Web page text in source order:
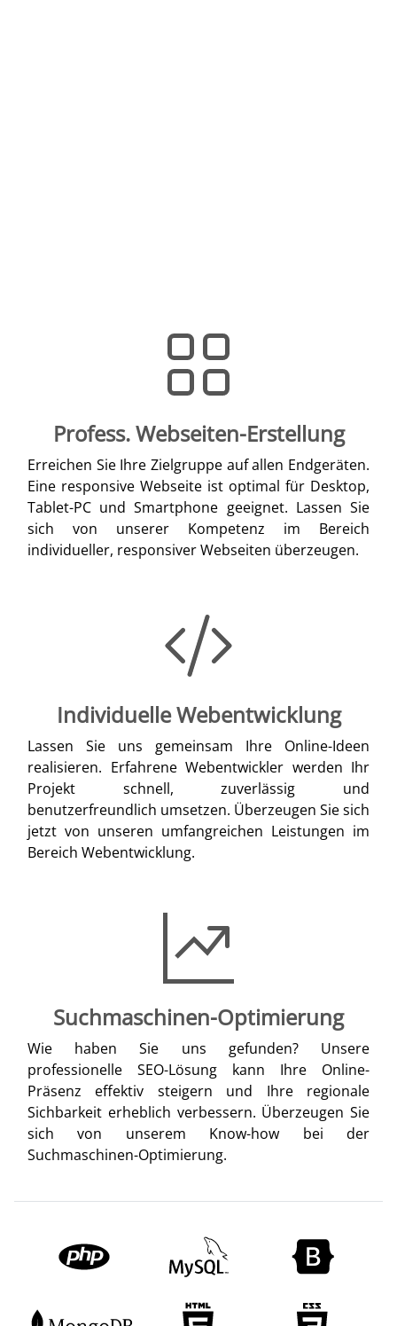
Profess. Webseiten-Erstellung
Erreichen Sie Ihre Zielgruppe auf allen Endgeräten.
Eine responsive Webseite ist optimal für Desktop,
Tablet-PC und Smartphone geeignet. Lassen Sie
sich von unserer Kompetenz im Bereich
individueller, responsiver Webseiten überzeugen.
Individuelle Webentwicklung
Lassen Sie uns gemeinsam Ihre Online-Ideen
realisieren. Erfahrene Webentwickler werden Ihr
Projekt schnell, zuverlässig und
benutzerfreundlich umsetzen. Überzeugen Sie sich
jetzt von unseren umfangreichen Leistungen im
Bereich Webentwicklung.
Suchmaschinen-Optimierung
Wie haben Sie uns gefunden? Unsere
professionelle SEO-Lösung kann Ihre Online-
Präsenz effektiv steigern und Ihre regionale
Sichbarkeit erheblich verbessern. Überzeugen Sie
sich von unserem Know-how bei der
Suchmaschinen-Optimierung.